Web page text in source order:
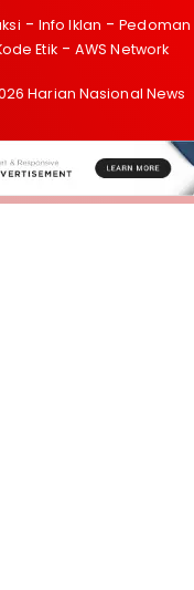
Info Iklan
Pedoman
Etik
AWS Network
Harian Nasional News